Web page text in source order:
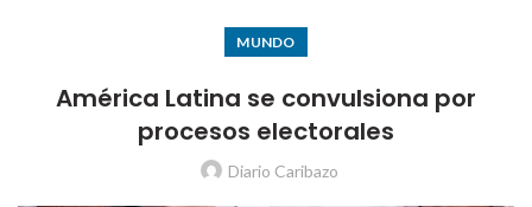
MUNDO
América Latina se convulsiona por
procesos electorales
Diario Caribazo